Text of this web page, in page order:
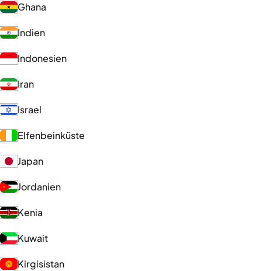
Ghana
Indien
Indonesien
Iran
Israel
Elfenbeinküste
Japan
Jordanien
Kenia
Kuwait
Kirgisistan